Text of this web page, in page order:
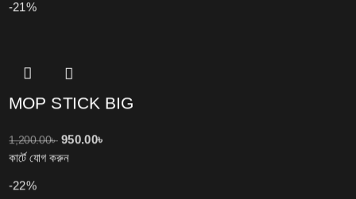
-21%
MOP STICK BIG
1,200.00৳ 950.00৳
কার্টে যোগ করুন
-22%